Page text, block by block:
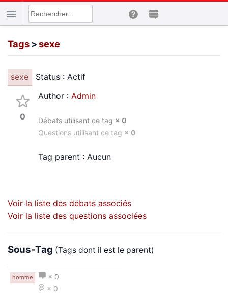
Tags>sexe
sexe Status : Actif
0
Author : Admin
Débats utilisant ce tag × 0
Questions utilisant ce tag × 0
Tag parent : Aucun
Voir la liste des débats associés
Voir la liste des questions associées
Sous-Tag (Tags dont il est le parent)
homme
× 0
× 0